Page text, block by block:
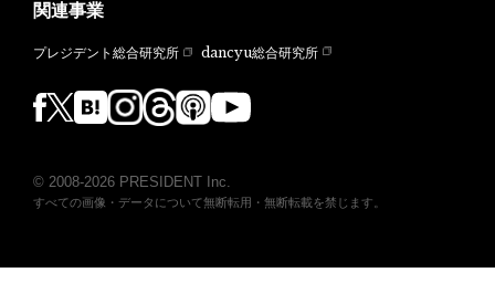
関連事業
プレジデント総合研究所 dancyu総合研究所
© 2008-2026 PRESIDENT Inc.
すべての画像・データについて無断転用・無断転載を禁じます。